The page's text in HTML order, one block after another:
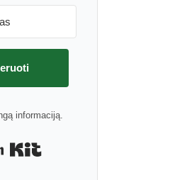
informaciją.